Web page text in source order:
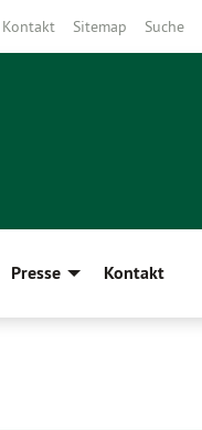
Kontakt Sitemap Suche
Presse Kontakt